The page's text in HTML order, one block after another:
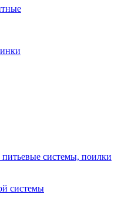
системы, поилки
системы